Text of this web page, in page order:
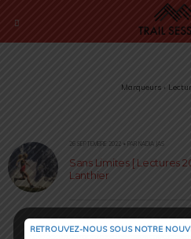
Marqueurs ›
26 SEPTEMBRE 2022 • PAR NADIA JAS
Sans Limites [ Lectures
Lanthier
RETROUVEZ-NOUS SOUS NOTRE